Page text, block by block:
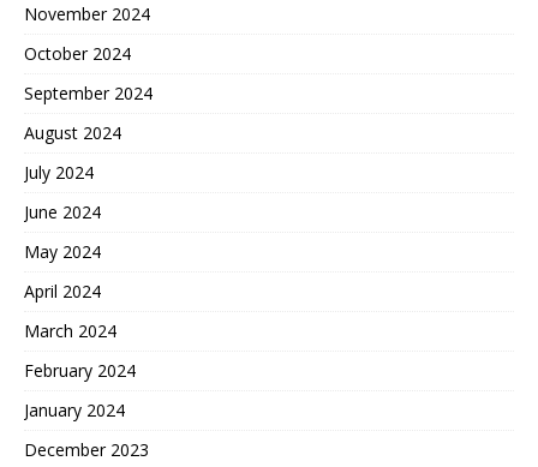
November 2024
October 2024
September 2024
August 2024
July 2024
June 2024
May 2024
April 2024
March 2024
February 2024
January 2024
December 2023